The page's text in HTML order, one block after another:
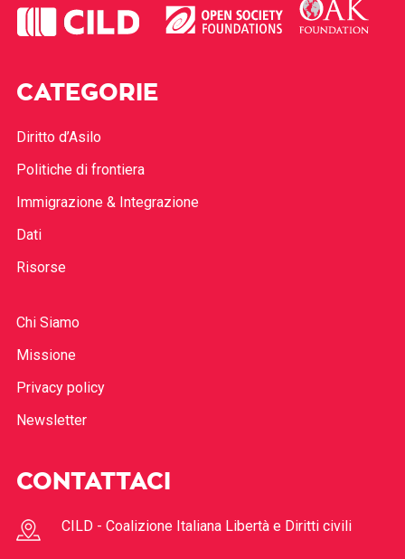
CATEGORIE
Diritto d’Asilo
Politiche di frontiera
Immigrazione & Integrazione
Dati
Risorse
Chi Siamo
Missione
Privacy policy
Newsletter
CONTATTACI
CILD - Coalizione Italiana Libertà e Diritti civili